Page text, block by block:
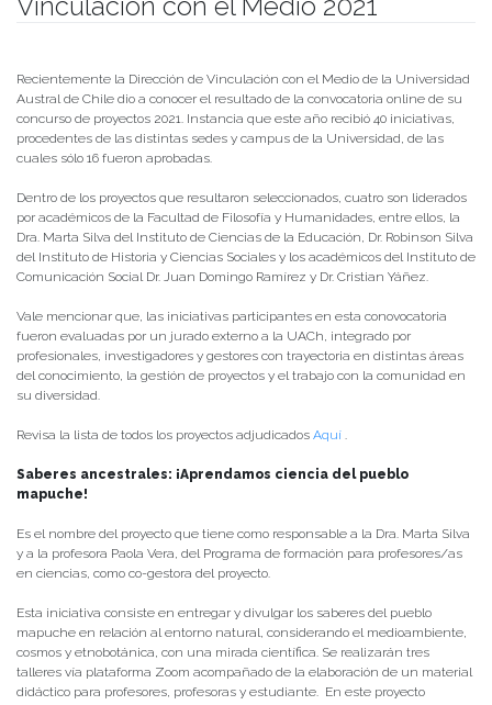
Vinculación con el Medio 2021
Recientemente la Dirección de Vinculación con el Medio de la Universidad
Austral de Chile dio a conocer el resultado de la convocatoria online de su
concurso de proyectos 2021. Instancia que este año recibió 40 iniciativas,
procedentes de las distintas sedes y campus de la Universidad, de las
cuales sólo 16 fueron aprobadas.
Dentro de los proyectos que resultaron seleccionados, cuatro son liderados
por académicos de la Facultad de Filosofía y Humanidades, entre ellos, la
Dra. Marta Silva del Instituto de Ciencias de la Educación, Dr. Robinson Silva
del Instituto de Historia y Ciencias Sociales y los académicos del Instituto de
Comunicación Social Dr. Juan Domingo Ramírez y Dr. Cristian Yáñez.
Vale mencionar que, las iniciativas participantes en esta conovocatoria
fueron evaluadas por un jurado externo a la UACh, integrado por
profesionales, investigadores y gestores con trayectoria en distintas áreas
del conocimiento, la gestión de proyectos y el trabajo con la comunidad en
su diversidad.
Revisa la lista de todos los proyectos adjudicados Aquí .
Saberes ancestrales: ¡Aprendamos ciencia del pueblo
mapuche!
Es el nombre del proyecto que tiene como responsable a la Dra. Marta Silva
y a la profesora Paola Vera, del Programa de formación para profesores/as
en ciencias, como co-gestora del proyecto.
Esta iniciativa consiste en entregar y divulgar los saberes del pueblo
mapuche en relación al entorno natural, considerando el medioambiente,
cosmos y etnobotánica, con una mirada científica. Se realizarán tres
talleres vía plataforma Zoom acompañado de la elaboración de un material
didáctico para profesores, profesoras y estudiante. En este proyecto